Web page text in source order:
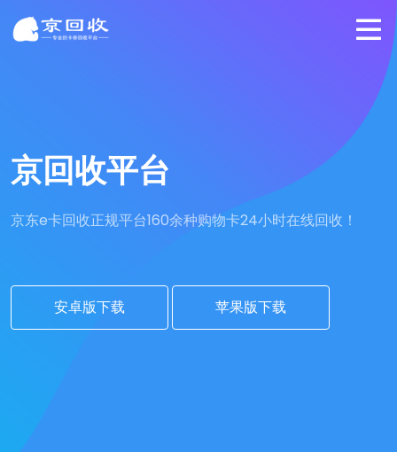
京回收平台
京东e卡回收正规平台160余种购物卡24小时在线回收！
安卓版下载 苹果版下载